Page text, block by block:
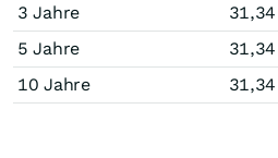
3 Jahre
31,34
5 Jahre
31,34
10 Jahre
31,34